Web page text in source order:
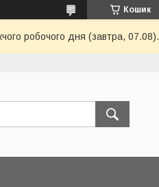
Кошик
робочого дня (завтра, 07.08).